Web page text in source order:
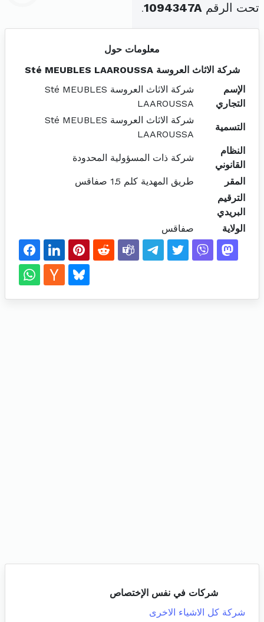
تحت الرقم 1094347A
.
معلومات حول
شركة الاثاث العروسة Sté MEUBLES LAAROUSSA
الإسم
التجاري
شركة الاثاث العروسة Sté MEUBLES
LAAROUSSA
التسمية
شركة الاثاث العروسة Sté MEUBLES
LAAROUSSA
النظام
القانوني
شركة ذات المسؤولية المحدودة
المقر
طريق المهدية كلم 1.5 صفاقس
الترقيم
البريدي
الولاية
صفاقس
شركات في نفس الإختصاص
شركة كل الاشياء الاخرى